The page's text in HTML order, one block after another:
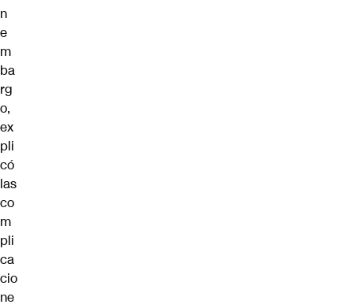
n
e
m
ba
rg
o,
ex
pli
có
las
co
m
pli
ca
cio
ne